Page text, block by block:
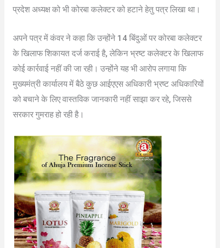
प्रदेश अध्यक्ष को भी कोरबा कलेक्टर को हटाने हेतु पत्र लिखा था।
अपने पत्र में कंवर ने कहा कि उन्होंने 14 बिंदुओं पर कोरबा कलेक्टर
के खिलाफ शिकायत दर्ज कराई है, लेकिन भ्रष्ट कलेक्टर के खिलाफ
कोई कार्रवाई नहीं की जा रही। उन्होंने यह भी आरोप लगाया कि
मुख्यमंत्री कार्यालय में बैठे कुछ आईएएस अधिकारी भ्रष्ट अधिकारियों
को बचाने के लिए वास्तविक जानकारी नहीं साझा कर रहे, जिससे
सरकार गुमराह हो रही है।